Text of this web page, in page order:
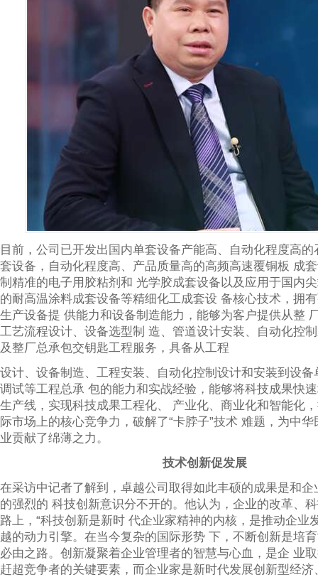
目前，公司已开发出国内单套设备产能高、自动化程度高
套设备，自动化程度高、产品质量高的高频高速覆铜板 成
制精准的电子用胶粘剂和 光学胶成套设备以及应用于国内
的耐高温涂料成套设备等精细化工成套设 备核心技术，拥
生产设备提 供能力和设备制造能力，能够为客户提供从整
工艺流程设计、设备选型制 造、管道设计安装、自动化控
及整厂总承包交钥匙工程服务，具备从工程
设计、设备制造、工程安装、自动化控制设计和安装到设备
调试等工程总承 包的能力和实战经验，能够将科技成果快
生产线，实现科技成果工程化、 产业化、商业化和智能化
际市场上的核心竞争力，破解了“卡脖子”技术 难题，为中
业贡献了绵薄之力。
技术创新促发展
在采访中记者了解到，卓越公司取得如此丰硕的成果是和企
的强烈的 科技创新意识分不开的。他认为，企业的改革、
路上，“科技创新是新时 代企业家精神的内核，是推动企业
越的动力引擎。在当今复杂的国际形势 下，不断创新是培
必由之路。创新凝聚着企业管理者的智慧与心血，是企 业
赶超竞争者的关键要素，而企业家是新时代发展创新型经